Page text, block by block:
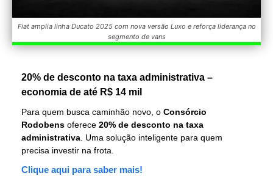
Fiat amplia linha Ducato 2025 com nova versão Luxo e reforça liderança no
segmento de vans
20% de desconto na taxa administrativa –
economia de até R$ 14 mil
Para quem busca caminhão novo, o Consórcio
Rodobens oferece 20% de desconto na taxa
administrativa . Uma solução inteligente para quem
precisa investir na frota.
Clique aqui para saber mais!